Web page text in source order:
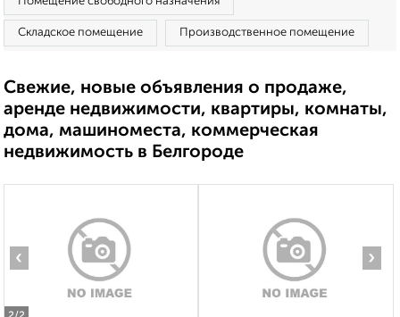
Складское помещение Производственное помещение
Свежие, новые объявления о продаже,
аренде недвижимости, квартиры, комнаты,
дома, машиноместа, коммерческая
недвижимость в Белгороде
‹ ›